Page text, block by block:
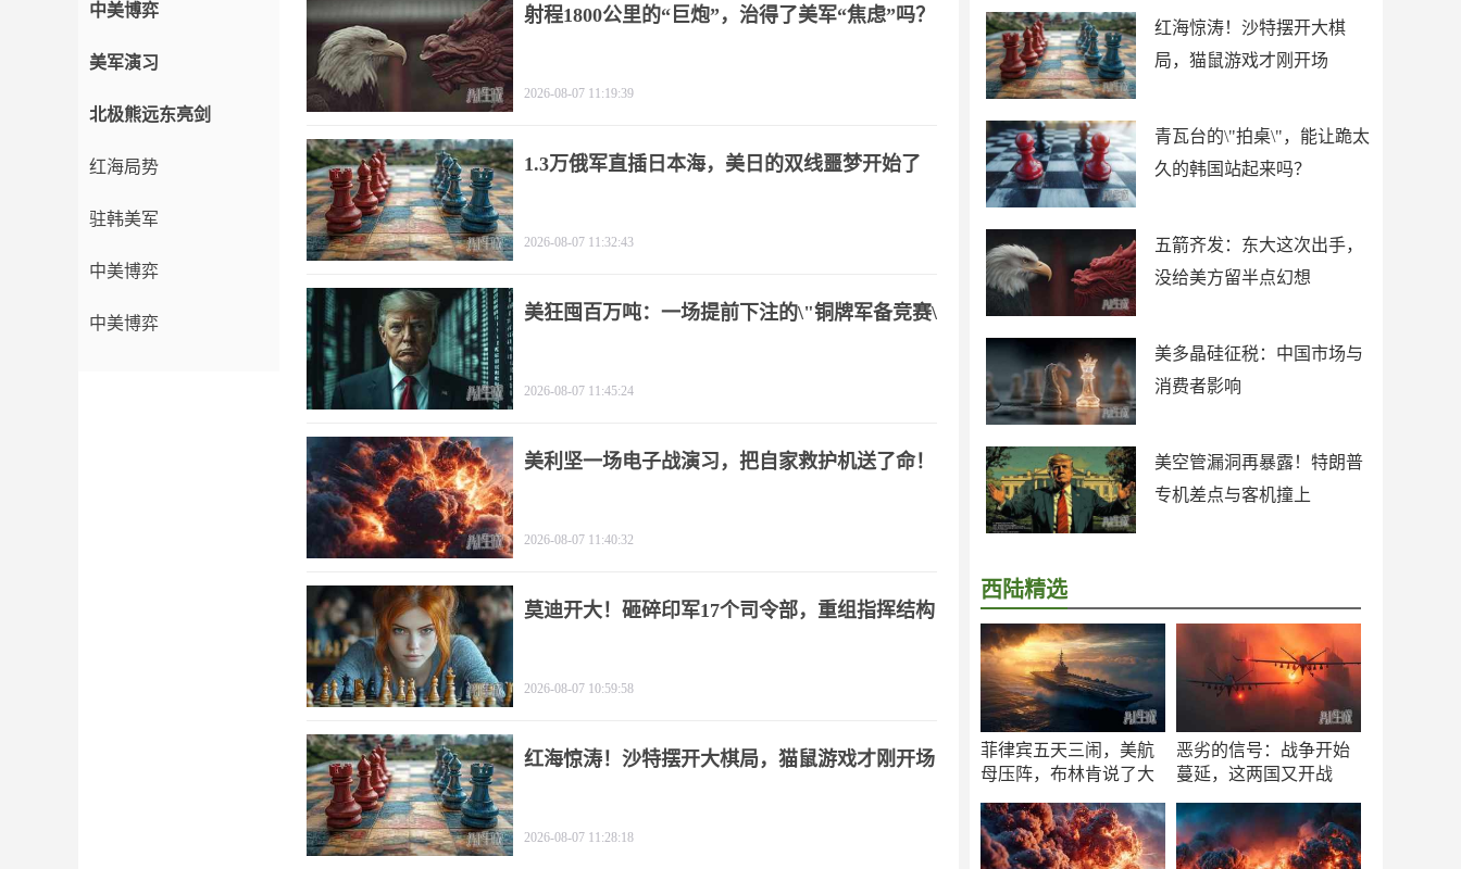
红海惊涛！沙特摆开大棋
局，猫鼠游戏才刚开场
青瓦台的\"拍桌\"，能让跪太
久的韩国站起来吗？
五箭齐发：东大这次出手，
没给美方留半点幻想
美多晶硅征税：中国市场与
消费者影响
美空管漏洞再暴露！特朗普
专机差点与客机撞上
西陆精选
菲律宾五天三闹，美航
母压阵，布林肯说了大
恶劣的信号：战争开始
蔓延，这两国又开战
中美博弈
美军演习
北极熊远东亮剑
红海局势
驻韩美军
中美博弈
中美博弈
射程1800公里的“巨炮”，治得了美军“焦虑”吗？
2026-08-07 11:19:39
1.3万俄军直插日本海，美日的双线噩梦开始了
2026-08-07 11:32:43
美狂囤百万吨：一场提前下注的\"铜牌军备竞赛\"
2026-08-07 11:45:24
美利坚一场电子战演习，把自家救护机送了命！
2026-08-07 11:40:32
莫迪开大！砸碎印军17个司令部，重组指挥结构
2026-08-07 10:59:58
红海惊涛！沙特摆开大棋局，猫鼠游戏才刚开场
2026-08-07 11:28:18